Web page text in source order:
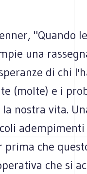
"Quando
una
di chi
(molte) e i
nostra vita.
che
che si